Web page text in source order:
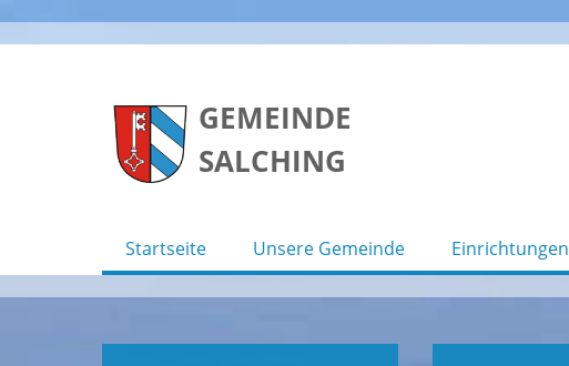
GEMEINDE
SALCHING
Startseite Unsere Gemeinde Einrichtungen